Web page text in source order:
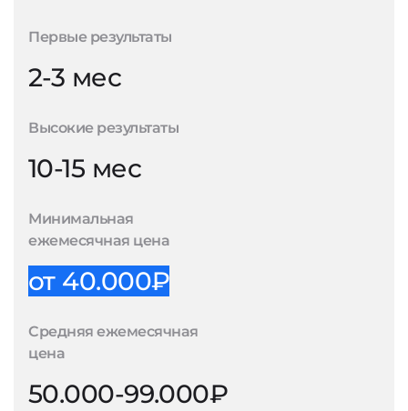
Первые результаты
2-3 мес
Высокие результаты
10-15 мес
Минимальная
ежемесячная цена
от 40.000₽
Средняя ежемесячная
цена
50.000-99.000₽